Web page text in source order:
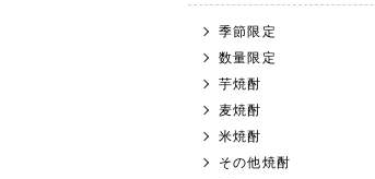
季節限定
数量限定
芋焼酎
麦焼酎
米焼酎
その他焼酎